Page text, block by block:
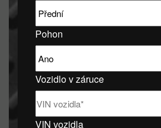
Pohon
Vozidlo v záruce
VIN vozidla